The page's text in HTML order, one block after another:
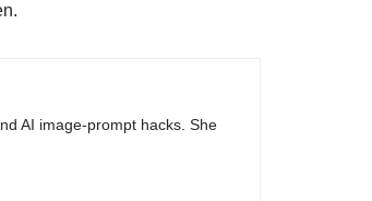
AI image-prompt hacks. She